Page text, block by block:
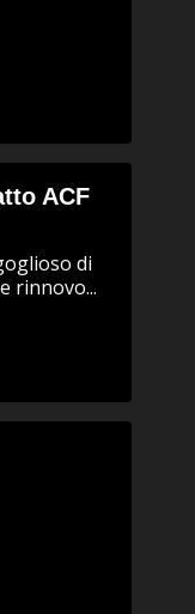
ACF
di
rinnovo...